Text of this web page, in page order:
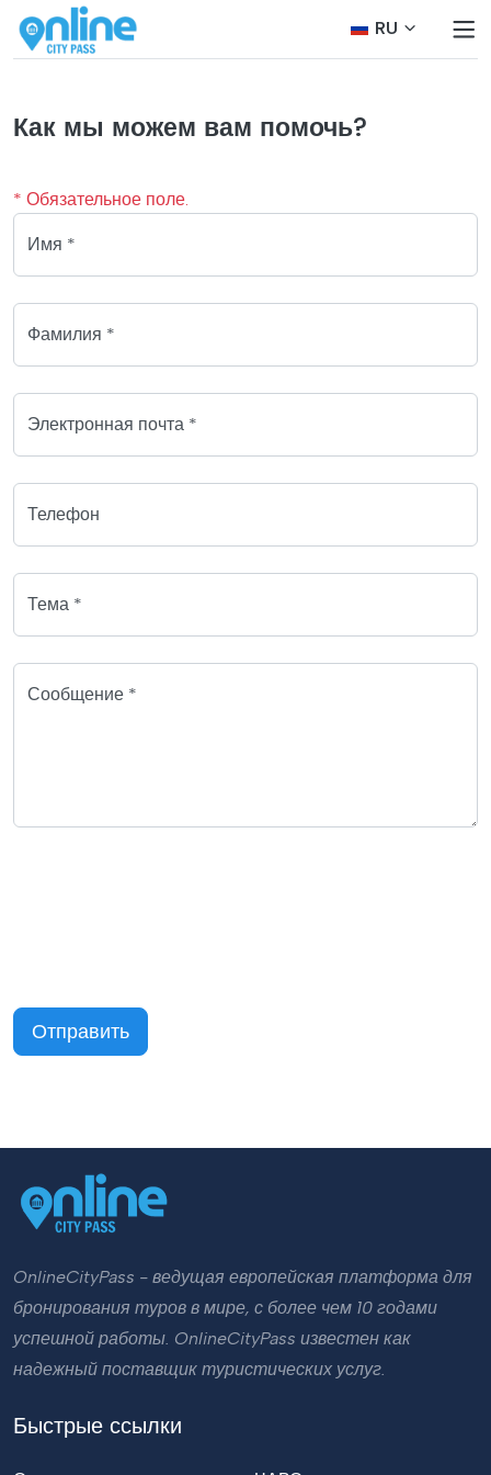
RU
Как мы можем вам помочь?
* Обязательное поле.
Имя *
Фамилия *
Электронная почта *
Телефон
Тема *
Сообщение *
Отправить
OnlineCityPass - ведущая европейская платформа для
бронирования туров в мире, с более чем 10 годами
успешной работы. OnlineCityPass известен как
надежный поставщик туристических услуг.
Быстрые ссылки